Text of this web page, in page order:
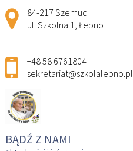
Adres pocztowy:
84-217 Szemud
ul. Szkolna 1, Łebno
+48 58 6761804
sekretariat@szkolalebno.pl
BĄDŹ Z NAMI